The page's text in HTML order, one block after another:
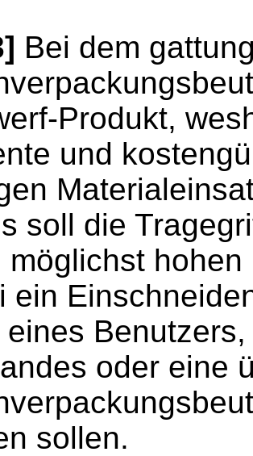
Bei dem
Produkt,
und
soll die
möglichst
ein
eines
oder eine
sollen.